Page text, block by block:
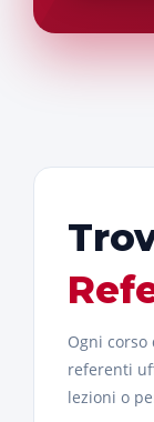
Ogni
referenti
lezioni o